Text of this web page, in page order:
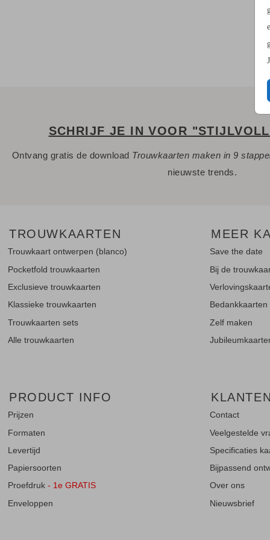
SCHRIJF JE IN VOOR
Ontvang gratis de download Trouwkaarten maken in 9
nieuwste trends.
TROUWKAARTEN
Trouwkaart ontwerpen (blanco)
Pocketfold trouwkaarten
Exclusieve trouwkaarten
Klassieke trouwkaarten
Trouwkaarten sets
Alle trouwkaarten
MEER
Save the date
Bij de
Bedankkaarten
Zelf maken
PRODUCT INFO
Prijzen
Formaten
Levertijd
Papiersoorten
Proefdruk- 1e GRATIS
Enveloppen
Contact
Veelgestelde
Specificaties
Bijpassend
Over ons
Nieuwsbrief